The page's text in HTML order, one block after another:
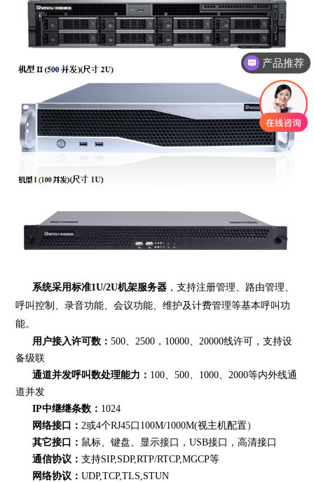
系统采用标准1U/2U机架服务器 ，支持注册管理、路由管理、
呼叫控制、录音功能、会议功能、维护及计费管理等基本呼叫功
能。
用户接入许可数：500、2500，10000、20000线许可，支持设
备级联
通道并发呼叫数处理能力： 100、500、1000、2000等内外线通
道并发
IP中继继条数： 1024
网络接口： 2或4个RJ45口100M/1000M(视主机配置）
其它接口： 鼠标、键盘、显示接口，USB接口，高清接口
通信协议：支持SIP,SDP,RTP/RTCP,MGCP等
网络协议：UDP,TCP,TLS,STUN
产品推荐